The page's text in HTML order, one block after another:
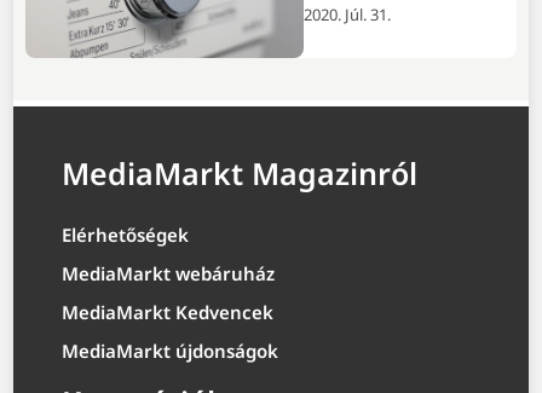
2020. Júl. 31.
MediaMarkt Magazinról
Elérhetőségek
MediaMarkt webáruház
MediaMarkt Kedvencek
MediaMarkt újdonságok